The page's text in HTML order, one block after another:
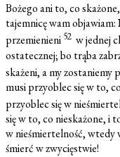
Bożego ani to, co
tajemnicę wam objawiam:
przemienieni 52 w jednej
ostatecznej; bo trąba
skażeni, a my zostaniemy
musi przyoblec się w to,
przyoblec się w
się w to, co nieskażone, i
w nieśmiertelność, wtedy
śmierć w zwycięstwie!